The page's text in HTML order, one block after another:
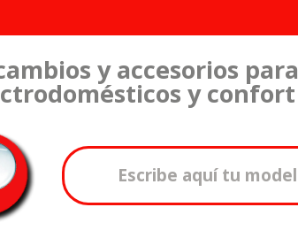
y accesorios para
y confort